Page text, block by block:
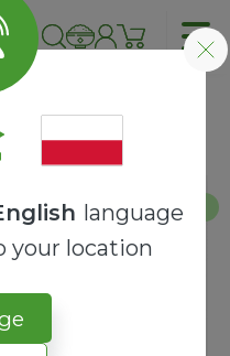
language
your location
Promocja!